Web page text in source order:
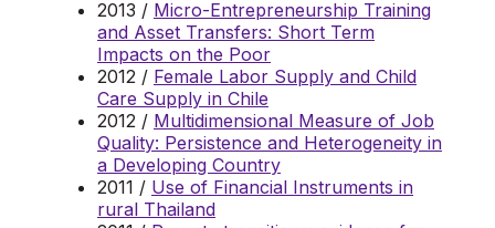
2013 / Micro-Entrepreneurship Training
and Asset Transfers: Short Term
Impacts on the Poor
2012 / Female Labor Supply and Child
Care Supply in Chile
2012 / Multidimensional Measure of Job
Quality: Persistence and Heterogeneity in
a Developing Country
2011 / Use of Financial Instruments in
rural Thailand